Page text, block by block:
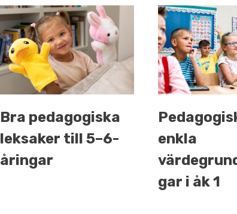
Bra pedagogiska
leksaker till 5–6-
åringar
enkla
gar i åk 1